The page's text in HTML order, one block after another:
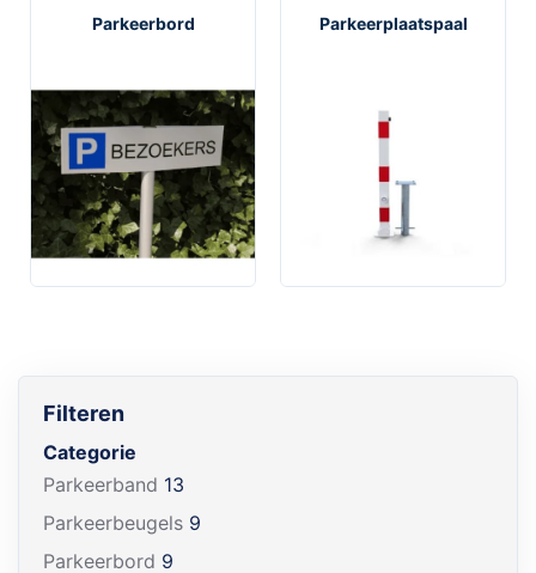
Parkeerbord Parkeerplaatspaal
Filteren
Categorie
Parkeerband 13
Parkeerbeugels 9
Parkeerbord 9